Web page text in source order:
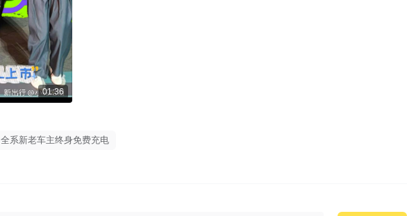
01:36
全系新老车主终身免费充电